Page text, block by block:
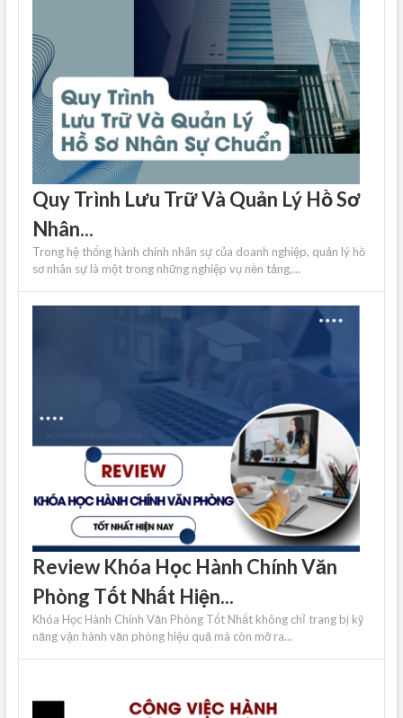
Quy Trình Lưu Trữ Và Quản Lý Hồ Sơ
Nhân...
Trong hệ thống hành chính nhân sự của doanh nghiệp, quản lý hồ
sơ nhân sự là một trong những nghiệp vụ nền tảng,...
Review Khóa Học Hành Chính Văn
Phòng Tốt Nhất Hiện...
Khóa Học Hành Chính Văn Phòng Tốt Nhất không chỉ trang bị kỹ
năng vận hành văn phòng hiệu quả mà còn mở ra...